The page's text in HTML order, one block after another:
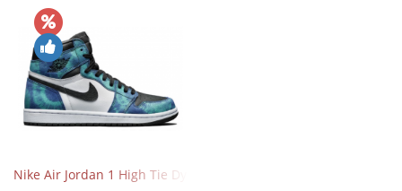
Nike Air Jordan 1 High Tie Dye